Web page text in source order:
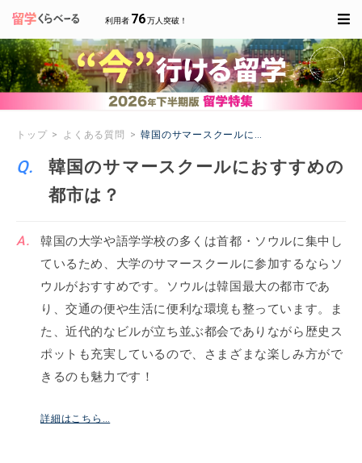
利用者 76万人突破！
トップ よくある質問 韓国のサマースクールにおすすめの都市は？
韓国のサマースクールにおすすめの
都市は？
韓国の大学や語学学校の多くは首都・ソウルに集中し
ているため、大学のサマースクールに参加するならソ
ウルがおすすめです。ソウルは韓国最大の都市であ
り、交通の便や生活に便利な環境も整っています。ま
た、近代的なビルが立ち並ぶ都会でありながら歴史ス
ポットも充実しているので、さまざまな楽しみ方がで
きるのも魅力です！
詳細はこちら…